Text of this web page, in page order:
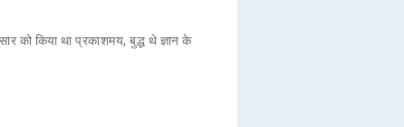
को किया था प्रकाशमय, बुद्ध थे ज्ञान के